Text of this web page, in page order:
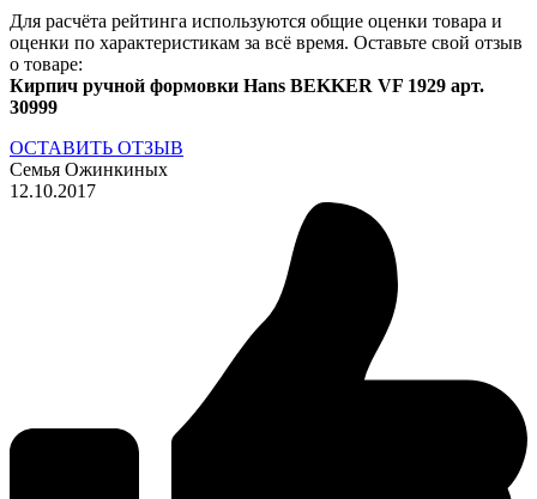
Для расчёта рейтинга используются общие оценки товара и
оценки по характеристикам за всё время. Оставьте свой отзыв
о товаре:
Кирпич ручной формовки Hans BEKKER VF 1929 арт.
30999
ОСТАВИТЬ ОТЗЫВ
Семья Ожинкиных
12.10.2017